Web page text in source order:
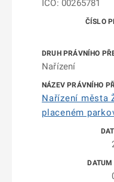
IČO: 00265781
Nařízení
Nařízení města
placeném